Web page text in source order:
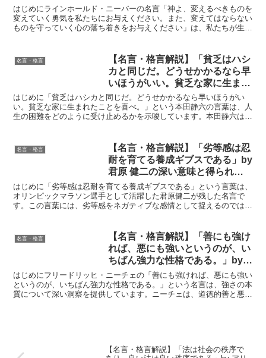
えてはならないものを守っていく
心の落ち着きをお与えください」
by ラインホールド・ニーバーの
はじめにラインホールド・ニーバーの名言「神よ、変えるべきものを
変えていく勇気を私たちにお与えください。また、変えてはならない
ものを守っていく心の落ち着きをお与えください」は、私たちが生き
名言・格言
【名言・格言解説】「貧乏はハシ
カと同じだ。どうせかかるなら早
いほうがいい。貧乏な家に生まれ
たことを喜べ。」by 本田静六の
深い意味と得られる教訓
はじめに「貧乏はハシカと同じだ。どうせかかるなら早いほうがい
い。貧乏な家に生まれたことを喜べ。」という本田静六の言葉は、人
生の困難をどのように受け止めるかを示唆しています。本田静六は、
名言・格言
【名言・格言解説】「劣等感は忍
耐を育てる養成ギブスである」by
君原 健二の深い意味と得られる
教訓
はじめに「劣等感は忍耐を育てる養成ギブスである」という言葉は、
オリンピックマラソン選手として活躍した君原健二が残した名言で
す。この言葉には、劣等感をネガティブな感情として捉えるのではな
名言・格言
【名言・格言解説】「善にも強け
れば、悪にも強いというのが、い
ちばん強力な性格である。」by
ニーチェの深い意味と得られる教
訓
はじめにフリードリッヒ・ニーチェの「善にも強ければ、悪にも強い
というのが、いちばん強力な性格である。」という名言は、強さの本
質について深い洞察を提供しています。ニーチェは、道徳的善と悪の
【名言・格言解説】「法は社会の秩序で